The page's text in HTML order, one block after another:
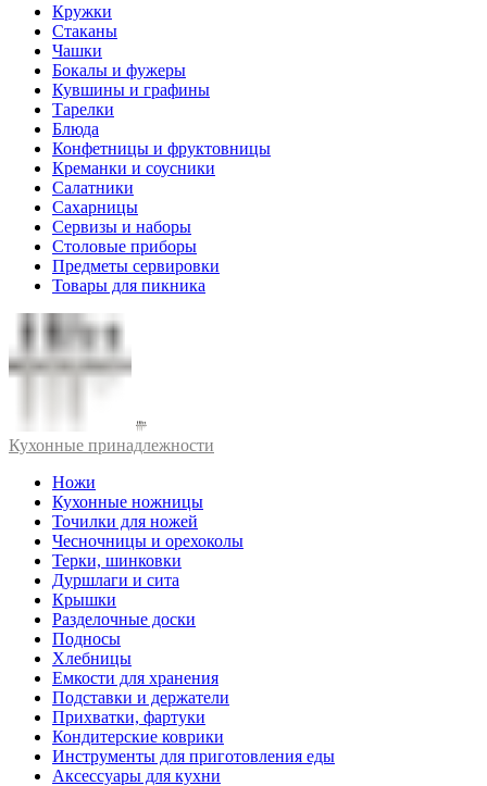
Кружки
Стаканы
Чашки
Бокалы и фужеры
Кувшины и графины
Тарелки
Блюда
Конфетницы и фруктовницы
Креманки и соусники
Салатники
Сахарницы
Сервизы и наборы
Столовые приборы
Предметы сервировки
Товары для пикника
Кухонные принадлежности
Ножи
Кухонные ножницы
Точилки для ножей
Чесночницы и орехоколы
Терки, шинковки
Дуршлаги и сита
Крышки
Разделочные доски
Подносы
Хлебницы
Емкости для хранения
Подставки и держатели
Прихватки, фартуки
Кондитерские коврики
Инструменты для приготовления еды
Аксессуары для кухни